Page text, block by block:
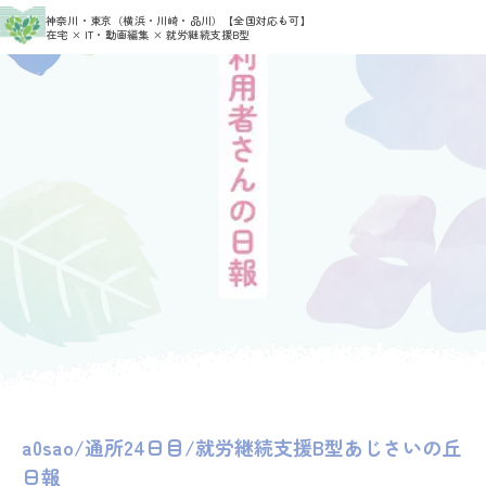
神奈川・東京（横浜・川崎・品川）
【全国対応も可】
在宅 × IT・動画編集 × 就労継続支援B型
HOME > 利用者さんの日報 > a0sa0
a0sao/通所24日目/就労継続支援B型あじさいの丘
日報